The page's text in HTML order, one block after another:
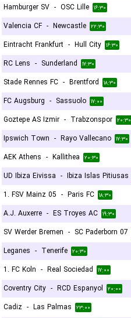
Hamburger SV - OSC Lille ۱۶:۳۰
Valencia CF - Newcastle ۲۲:۳۰
Eintracht Frankfurt - Hull City ۱۶:۳۰
RC Lens - Sunderland ۱۷:۳۰
Stade Rennes FC - Brentford ۱۸:۳۰
FC Augsburg - Sassuolo ۱۷:۰۰
Goztepe AS Izmir - Trabzonspor ۲۰:۳۰
Ipswich Town - Rayo Vallecano ۱۷:۳۰
AEK Athens - Kallithea ۲۰:۳۰
UD Ibiza Eivissa - Ibiza Islas Pitiusas
1. FSV Mainz 05 - Paris FC ۱۸:۳۰
A.J. Auxerre - ES Troyes AC ۱۹:۳۰
SV Werder Bremen - SC Paderborn 07
Leganes - Tenerife ۲۰:۳۰
1. FC Koln - Real Sociedad ۱۷:۰۰
Coventry City - RCD Espanyol ۲۰:۰۰
Cadiz - Las Palmas ۲۳:۰۰